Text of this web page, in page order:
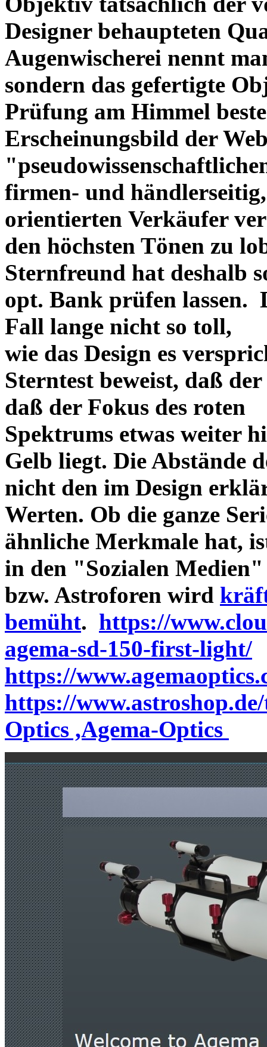
Designer behaupteten
Augenwischerei nennt
sondern das gefertigte
Prüfung am Himmel
Erscheinungsbild der
firmen- und
orientierten Verkäufer
den höchsten Tönen zu
Sternfreund hat deshalb
opt. Bank prüfen lassen.
Fall lange nicht so toll,
wie das Design es
Sterntest beweist, daß
daß der Fokus des roten
Spektrums etwas weiter
Gelb liegt. Die Abstände
nicht den im Design
Werten. Ob die ganze
ähnliche Merkmale hat,
in den "Sozialen Medien"
bzw. Astroforen wird
bemüht. https://
agema-sd-150-first-light/
https://
https://
Optics ,Agema-Optics